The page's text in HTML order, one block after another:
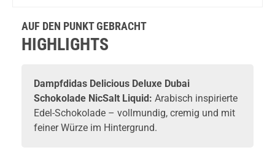
AUF DEN PUNKT GEBRACHT
HIGHLIGHTS
Dampfdidas Delicious Deluxe Dubai
Schokolade NicSalt Liquid: Arabisch inspirierte
Edel-Schokolade – vollmundig, cremig und mit
feiner Würze im Hintergrund.